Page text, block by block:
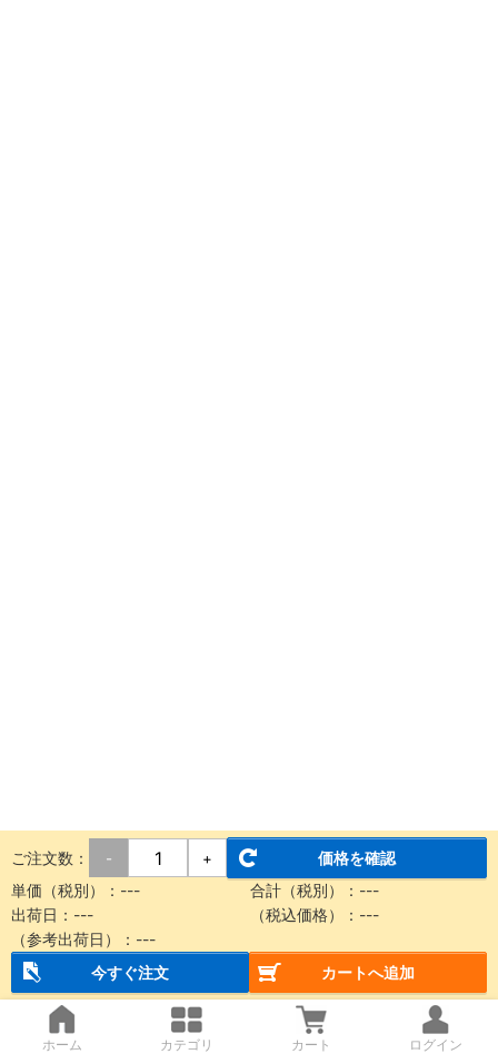
ご注文数： - +
価格を確認
単価（税別）： --- 合計（税別）： ---
出荷日： --- （税込価格）： ---
（参考出荷日）： ---
今すぐ注文
カートへ追加
ホーム カテゴリ カート ログイン